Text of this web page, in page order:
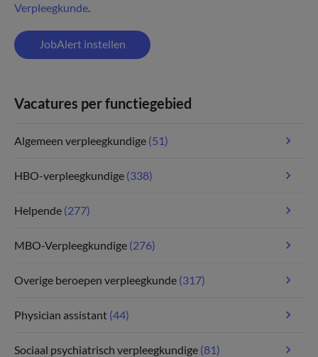
Verpleegkunde.
JobAlert instellen
Vacatures per functiegebied
Algemeen verpleegkundige (51)
HBO-verpleegkundige (338)
Helpende (277)
MBO-Verpleegkundige (276)
Overige beroepen verpleegkunde (317)
Physician assistant (44)
Sociaal psychiatrisch verpleegkundige (81)